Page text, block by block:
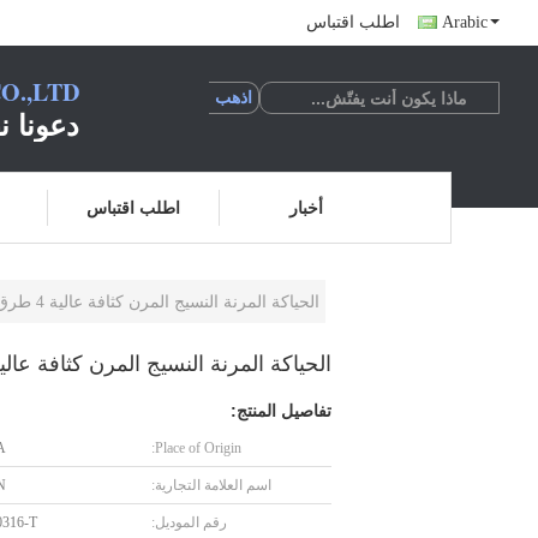
اطلب اقتباس Arabic
دعونا
اطلب اقتباس أخبار
الحياكة المرنة النسيج المرن كثافة عالية 4 طرق التمدد / المرونة
الحياكة المرنة النسيج المرن كثافة عالية 4 طرق التمدد /
تفاصيل المنتج:
Place of Origin:
اسم العلامة التجارية:
رقم الموديل: T